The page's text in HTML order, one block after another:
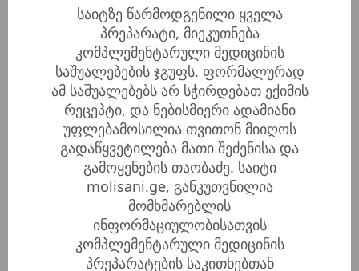
და აუმჯობესებს სათესლე სითხის ხარისხს;
ხელს უწყობს ჰორმონების
ურთიერთბალანსს;
აღმოფხვრის ერექციის პრობლემას;
არეგულირებს მეტაბოლიზმს;
აჩქარებს კოლაგენისა და ელასტინის
სინთეზს;
ხელს უწყობს სწრაფ აღდგენას
ავადმყოფობისა და ტრავმის შემდეგ;
ხელს უწყობს ძალისა და ენერგიის
ახდენს ათეროსკლეროზული ფოლაქების
წარმოქმნის პრევენციას;
საიტზე წარმოდგენილი ყველა
პრეპარატი, მიეკუთნება
კომპლემენტარული მედიცინის
საშუალებების ჯგუფს. ფორმალურად
ამ საშუალებებს არ სჭირდებათ ექიმის
რეცეპტი, და ნებისმიერი ადამიანი
უფლებამოსილია თვითონ მიიღოს
გადაწყვეტილება მათი შეძენისა და
გამოყენების თაობაძე. საიტი
molisani.ge, განკუთვნილია
მომხმარებლის
ინფორმაციულობისათვის
კომპლემენტარული მედიცინის
პრეპარატების საკითხებთან